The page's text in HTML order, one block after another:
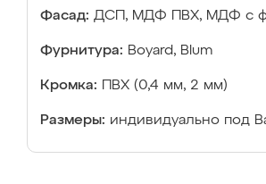
Фасад: ДСП, МДФ ПВХ, МДФ с
Фурнитура: Boyard, Blum
Кромка: ПВХ (0,4 мм, 2 мм)
Размеры: индивидуально под